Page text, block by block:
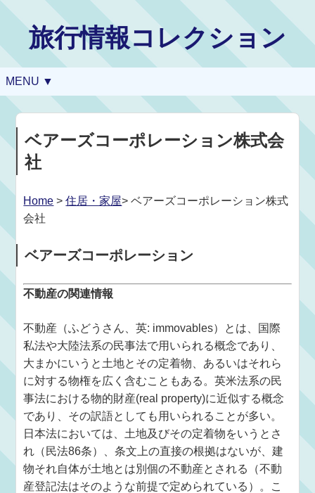
旅行情報コレクション
MENU ▼
ベアーズコーポレーション株式会
社
Home >住居・家屋> ベアーズコーポレーション株式
会社
ベアーズコーポレーション
不動産の関連情報
不動産（ふどうさん、英: immovables）とは、国際
私法や大陸法系の民事法で用いられる概念であり、
大まかにいうと土地とその定着物、あるいはそれら
に対する物権を広く含むこともある。英米法系の民
事法における物的財産(real property)に近似する概念
であり、その訳語としても用いられることが多い。
日本法においては、土地及びその定着物をいうとさ
れ（民法86条）、条文上の直接の根拠はないが、建
物それ自体が土地とは別個の不動産とされる（不動
産登記法はそのような前提で定められている）。こ